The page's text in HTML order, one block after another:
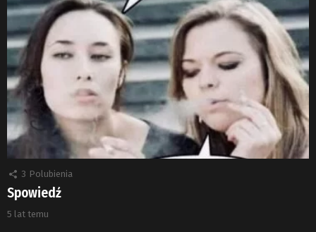
3 Polubienia
Spowiedź
5 lat temu